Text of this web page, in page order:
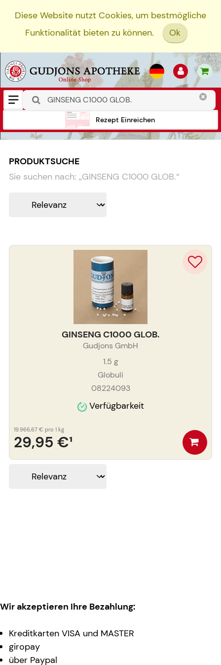
Diese Website nutzt Cookies, um bestmögliche
Funktionalität bieten zu können.
Ok
Rezept Einreichen
PRODUKTSUCHE
Sie suchen nach: „GINSENG C1000 GLOB.“
GINSENG C1000 GLOB.
Gudjons GmbH
1.5 g
Globuli
08224093
Verfügbarkeit
29,95 €¹
19.966,67 € pro 1 kg
Wir akzeptieren Ihre Bezahlung:
Kreditkarten VISA und MASTER
giropay
über Paypal